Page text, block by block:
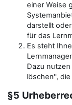
einer Weise
darstellt
für das
Es steht
Dazu
löschen",
§5